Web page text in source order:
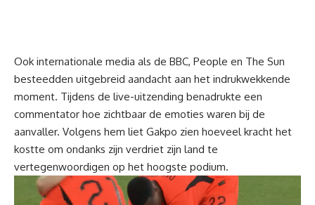
Ook internationale media als de BBC, People en The Sun
besteedden uitgebreid aandacht aan het indrukwekkende
moment. Tijdens de live-uitzending benadrukte een
commentator hoe zichtbaar de emoties waren bij de
aanvaller. Volgens hem liet Gakpo zien hoeveel kracht het
kostte om ondanks zijn verdriet zijn land te
vertegenwoordigen op het hoogste podium.